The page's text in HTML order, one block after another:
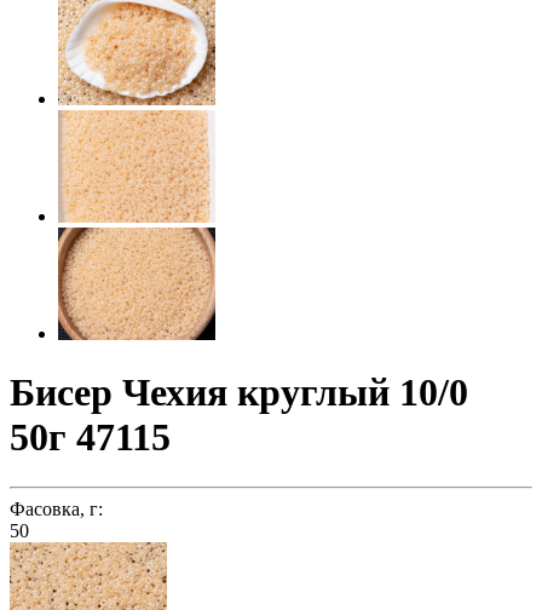
Бисер Чехия круглый 10/0
50г 47115
Фасовка, г:
50